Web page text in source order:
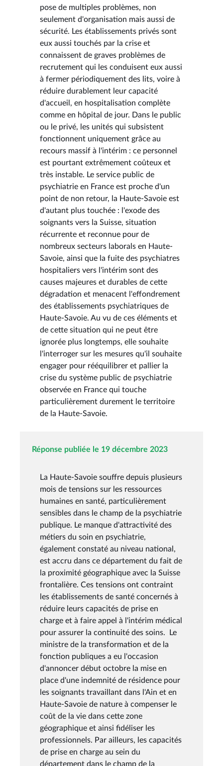
pose de multiples problèmes, non
seulement d'organisation mais aussi de
sécurité. Les établissements privés sont
eux aussi touchés par la crise et
connaissent de graves problèmes de
recrutement qui les conduisent eux aussi
à fermer périodiquement des lits, voire à
réduire durablement leur capacité
d'accueil, en hospitalisation complète
comme en hôpital de jour. Dans le public
ou le privé, les unités qui subsistent
fonctionnent uniquement grâce au
recours massif à l'intérim : ce personnel
est pourtant extrêmement coûteux et
très instable. Le service public de
psychiatrie en France est proche d'un
point de non retour, la Haute-Savoie est
d'autant plus touchée : l'exode des
soignants vers la Suisse, situation
récurrente et reconnue pour de
nombreux secteurs laborals en Haute-
Savoie, ainsi que la fuite des psychiatres
hospitaliers vers l'intérim sont des
causes majeures et durables de cette
dégradation et menacent l'effondrement
des établissements psychiatriques de
Haute-Savoie. Au vu de ces éléments et
de cette situation qui ne peut être
ignorée plus longtemps, elle souhaite
l'interroger sur les mesures qu'il souhaite
engager pour rééquilibrer et pallier la
crise du système public de psychiatrie
observée en France qui touche
particulièrement durement le territoire
de la Haute-Savoie.
Réponse publiée le 19 décembre 2023
La Haute-Savoie souffre depuis plusieurs
mois de tensions sur les ressources
humaines en santé, particulièrement
sensibles dans le champ de la psychiatrie
publique. Le manque d'attractivité des
métiers du soin en psychiatrie,
également constaté au niveau national,
est accru dans ce département du fait de
la proximité géographique avec la Suisse
frontalière. Ces tensions ont contraint
les établissements de santé concernés à
réduire leurs capacités de prise en
charge et à faire appel à l'intérim médical
pour assurer la continuité des soins. Le
ministre de la transformation et de la
fonction publiques a eu l'occasion
d'annoncer début octobre la mise en
place d'une indemnité de résidence pour
les soignants travaillant dans l'Ain et en
Haute-Savoie de nature à compenser le
coût de la vie dans cette zone
géographique et ainsi fidéliser les
professionnels. Par ailleurs, les capacités
de prise en charge au sein du
département dans le champ de la